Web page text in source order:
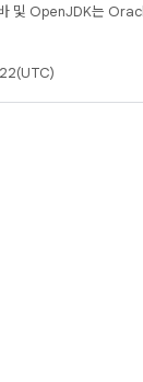
및 OpenJDK는